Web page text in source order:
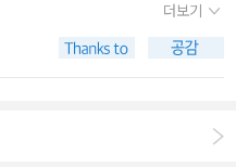
은 한국문학인데, 일본문학과
목인것 같아요.^^;; 이 책의
이가 들었나봐요. -.-;; 다양한
. 유아/어린이 (32권) . ㅁ 읽
더보기